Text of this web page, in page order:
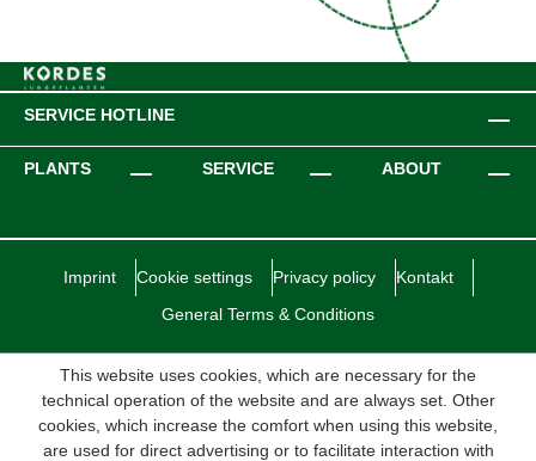
SERVICE HOTLINE
PLANTS SERVICE ABOUT
Imprint Cookie settings Privacy policy
Kontakt
General Terms & Conditions
This website uses cookies, which are necessary for the
technical operation of the website and are always set. Other
cookies, which increase the comfort when using this website,
are used for direct advertising or to facilitate interaction with